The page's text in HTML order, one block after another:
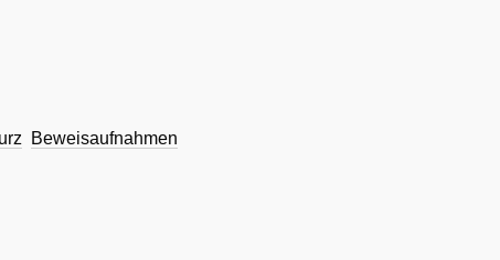
Beweisaufnahmen